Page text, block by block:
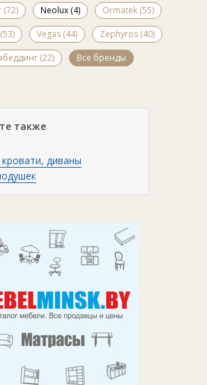
(72) Neolux (4)
Ormatek (55)
Vegas (44)
Zephyros (40)
(22) Все бренды
также
диваны